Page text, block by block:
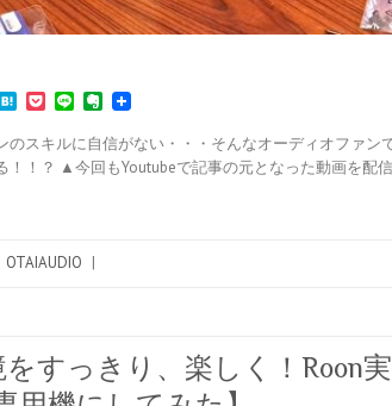
H
t
e
n
P
c
k
e
L
n
e
E
e
r
n
のスキルに自信がない・・・そんなオーディオファン
！！？ ▲今回もYoutubeで記事の元となった動画を配
OTAIAUDIO |
すっきり、楽しく！Roon